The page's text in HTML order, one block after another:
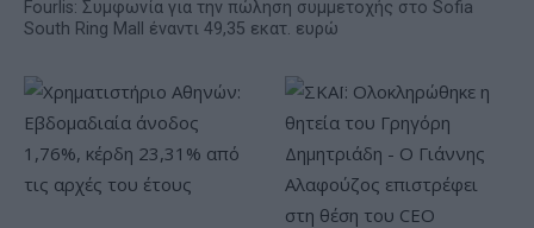
Fourlis: Συμφωνία για την πώληση συμμετοχής στο Sofia
South Ring Mall έναντι 49,35 εκατ. ευρώ